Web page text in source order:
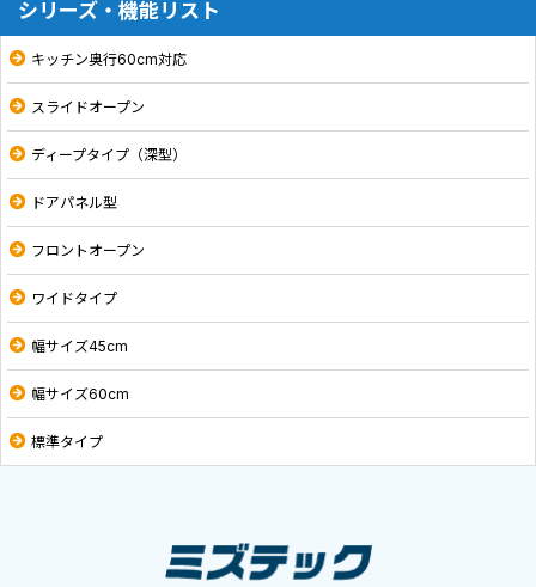
シリーズ・機能リスト
キッチン奥行60cm対応
スライドオープン
ディープタイプ（深型）
ドアパネル型
フロントオープン
ワイドタイプ
幅サイズ45cm
幅サイズ60cm
標準タイプ